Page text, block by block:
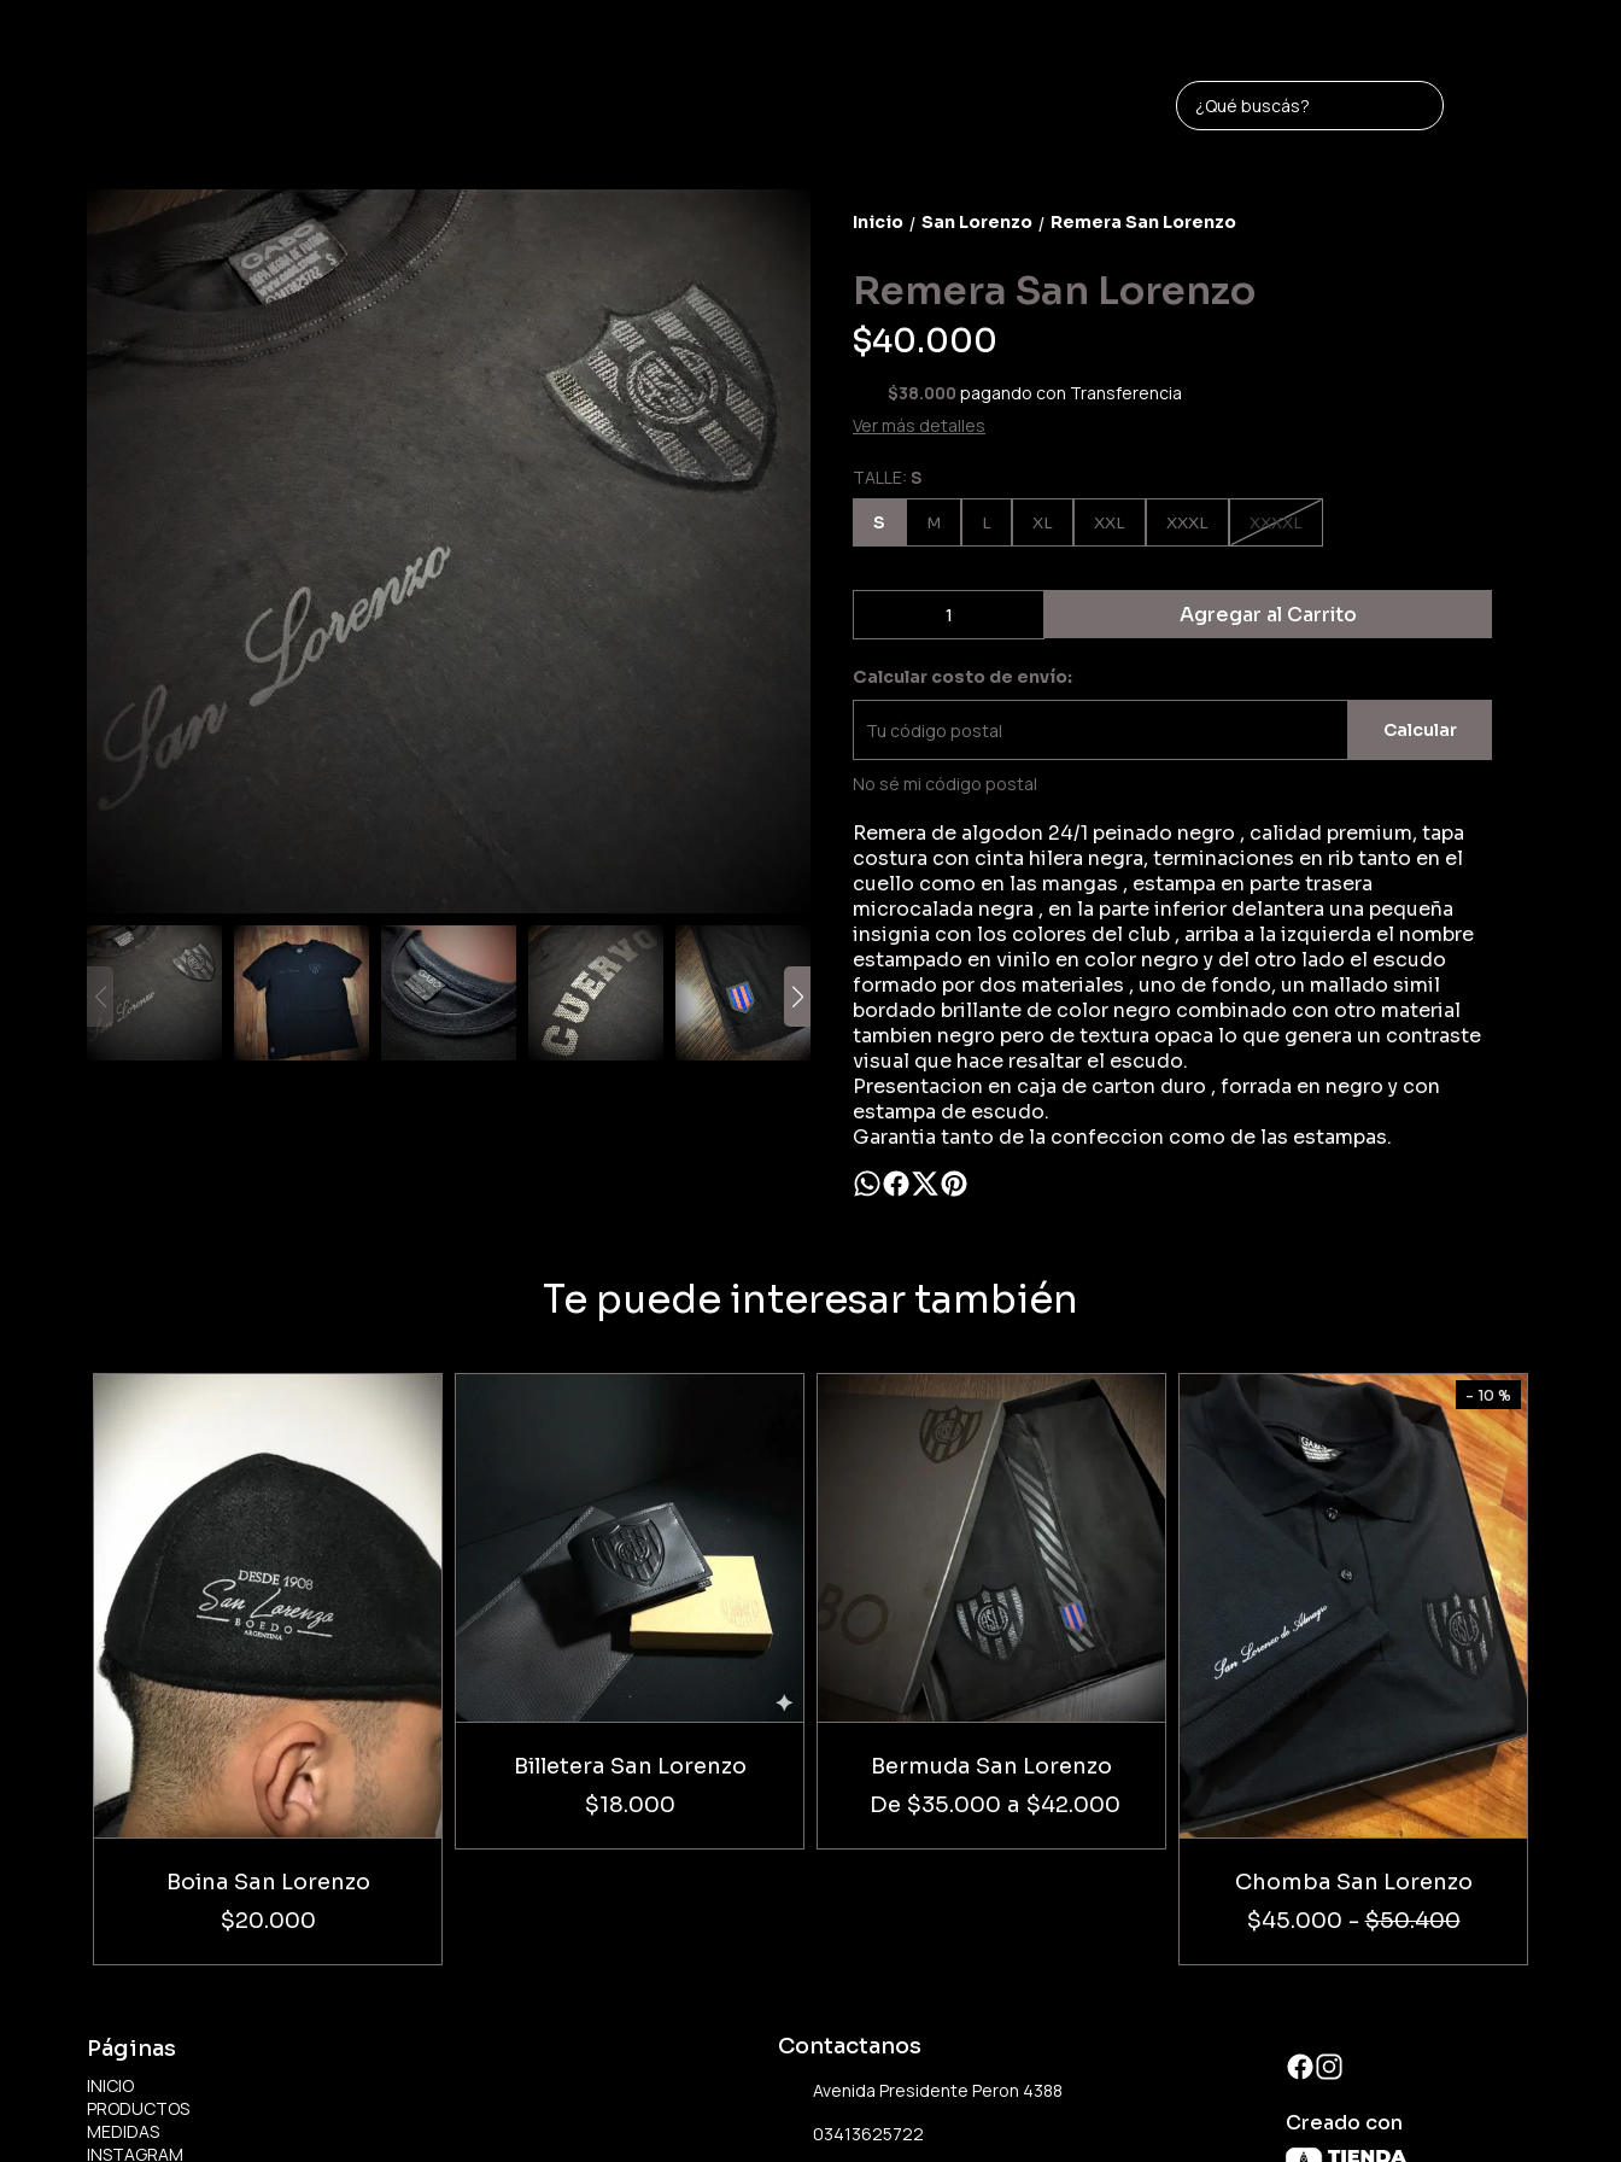
Inicio / San Lorenzo / Remera San Lorenzo
Remera San Lorenzo
$40.000
$38.000 pagando con Transferencia
Ver más detalles
TALLE: S
S M L XL XXL XXXL XXXXL
Agregar al Carrito
Calcular costo de envío:
Calcular
No sé mi código postal
Remera de algodon 24/1 peinado negro , calidad premium, tapa
costura con cinta hilera negra, terminaciones en rib tanto en el
cuello como en las mangas , estampa en parte trasera
microcalada negra , en la parte inferior delantera una pequeña
insignia con los colores del club , arriba a la izquierda el nombre
estampado en vinilo en color negro y del otro lado el escudo
formado por dos materiales , uno de fondo, un mallado simil
bordado brillante de color negro combinado con otro material
tambien negro pero de textura opaca lo que genera un contraste
visual que hace resaltar el escudo.
Presentacion en caja de carton duro , forrada en negro y con
estampa de escudo.
Garantia tanto de la confeccion como de las estampas.
Te puede interesar también
Boina San Lorenzo
$20.000
Billetera San Lorenzo
$18.000
Bermuda San Lorenzo
De $35.000 a $42.000
- 10 %
Chomba San Lorenzo
$45.000 - $50.400
Páginas
INICIO
PRODUCTOS
MEDIDAS
INSTAGRAM
Contactanos
Avenida Presidente Peron 4388
03413625722
Creado con